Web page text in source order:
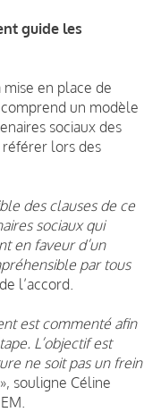
guide les
en place de
comprend un modèle
sociaux des
lors des
des clauses de ce
sociaux qui
en faveur d’un
par tous
l’accord.
est commenté afin
L’objectif est
ne soit pas un frein
souligne Céline